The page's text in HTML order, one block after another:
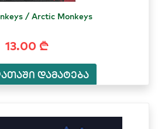
/ Arctic Monkeys
13.00 ₾
დამატება